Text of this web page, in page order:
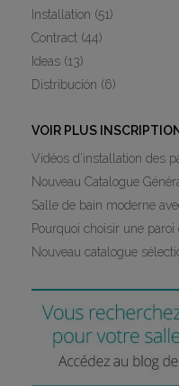
Installation (51)
Contract (44)
Ideas (13)
Distribución (6)
VOIR PLUS
Vidéos d’installation des
Nouveau Catalogue
Salle de bain moderne
Pourquoi choisir une
Nouveau catalogue